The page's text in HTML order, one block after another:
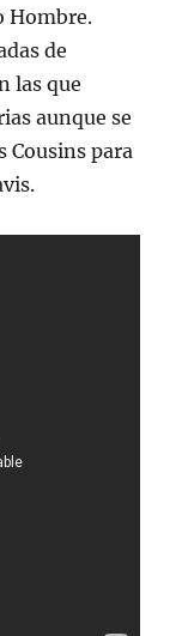
Hombre.
de
las que
aunque se
Cousins para